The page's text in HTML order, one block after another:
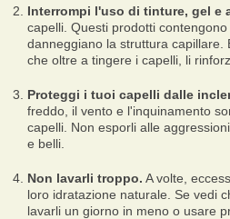
Interrompi l'uso di tinture, gel e
capelli. Questi prodotti
danneggiano la struttura capillare.
che oltre a tingere i capelli, li
Proteggi i tuoi capelli dalle
freddo, il vento e l'inquinamento
capelli. Non esporli alle
e belli.
Non lavarli troppo. A volte,
loro idratazione naturale. Se vedi
lavarli un giorno in meno o usare